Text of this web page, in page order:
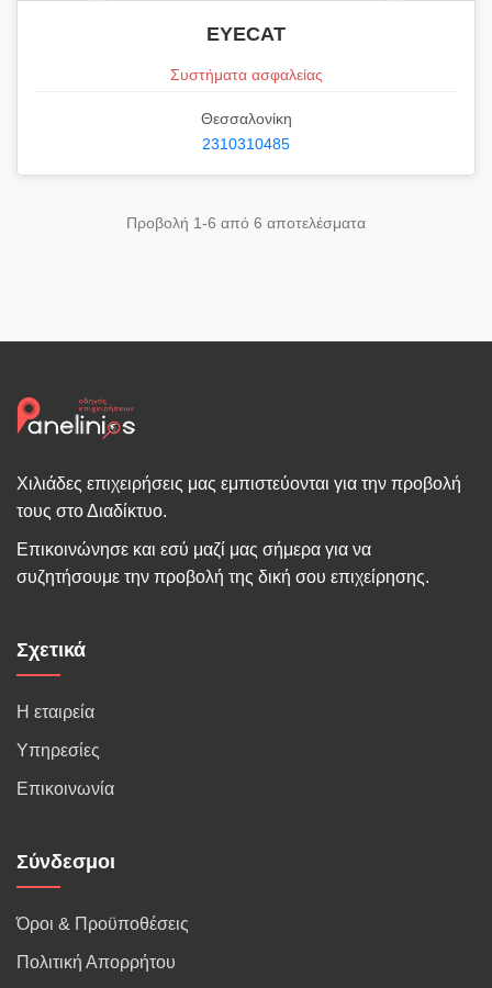
EYECAT
Συστήματα ασφαλείας
Θεσσαλονίκη
2310310485
Προβολή 1-6 από 6 αποτελέσματα
Χιλιάδες επιχειρήσεις μας εμπιστεύονται για την προβολή
τους στο Διαδίκτυο.
Επικοινώνησε και εσύ μαζί μας σήμερα για να
συζητήσουμε την προβολή της δική σου επιχείρησης.
Σχετικά
Η εταιρεία
Υπηρεσίες
Επικοινωνία
Σύνδεσμοι
Όροι & Προϋποθέσεις
Πολιτική Απορρήτου